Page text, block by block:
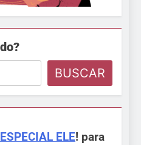
BUSCAR
ELE! para